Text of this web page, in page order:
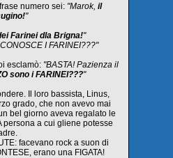
numero sei: "Marok, il
"
Farinei dla Brigna!"
I FARINEI???"
esclamò: "BASTA! Pazienza il
sono i FARINEI???"
Il loro bassista, Linus,
grado, che non avevo mai
bel giorno aveva regalato le
persona a cui gliene potesse
facevano rock a suon di
erano una FIGATA!